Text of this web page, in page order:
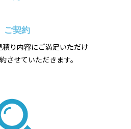
ご契約
積り内容にご満足いただけ
させていただきます。